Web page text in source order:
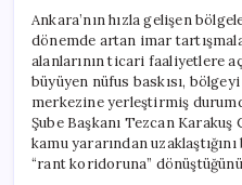
Ankara’nın hızla gelişen
dönemde artan imar
alanlarının ticari faaliyetlere
büyüyen nüfus baskısı,
merkezine yerleştirmiş
Şube Başkanı Tezcan
kamu yararından
“rant koridoruna”